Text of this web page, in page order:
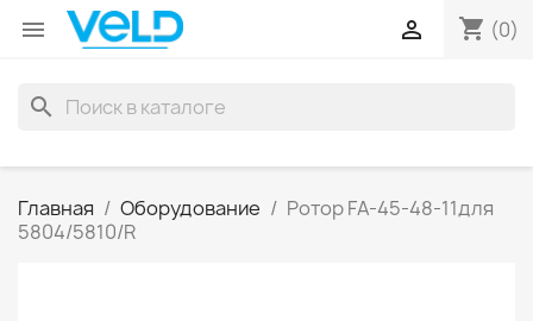
 shopping_cart (0)

search
Главная Оборудование
Ротор FA-45-48-11для
5804/5810/R